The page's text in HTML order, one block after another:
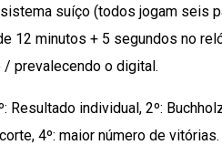
suíço (todos jogam seis
12 minutos + 5 segundos no
prevalecendo o digital.
Resultado individual, 2º:
4º: maior número de vitórias.